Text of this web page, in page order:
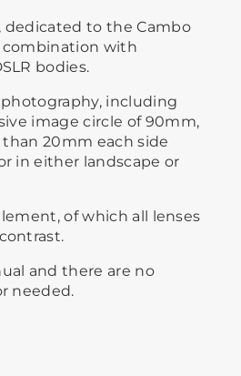
dedicated to the Cambo
combination with
bodies.
including
image circle of 90mm,
20mm each side
in either landscape or
of which all lenses
and there are no
needed.